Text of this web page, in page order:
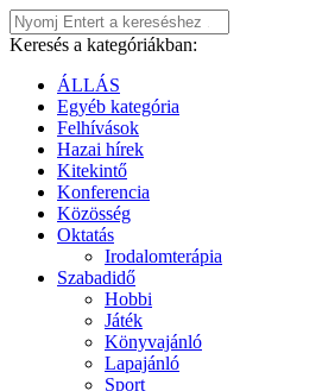
Keresés a kategóriákban:
ÁLLÁS
Egyéb kategória
Felhívások
Hazai hírek
Kitekintő
Konferencia
Közösség
Oktatás
Irodalomterápia
Szabadidő
Hobbi
Játék
Könyvajánló
Lapajánló
Sport